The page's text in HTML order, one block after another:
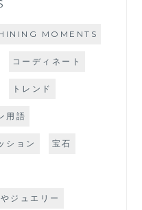
MOMENTS
コーディネート
トレンド
用語
ション 宝石
ジュエリー